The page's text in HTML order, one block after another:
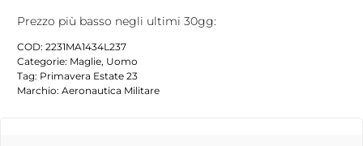
Prezzo più basso negli ultimi 30gg:
COD: 2231MA1434L237
Categorie: Maglie, Uomo
Tag: Primavera Estate 23
Marchio: Aeronautica Militare